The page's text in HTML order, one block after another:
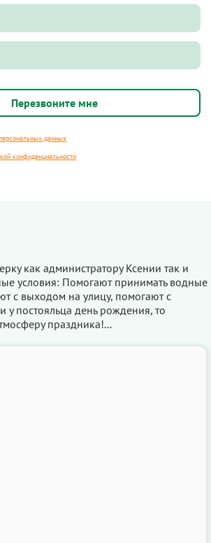
данных
конфиденциальности
как администратору Ксении так и
условия: Помогают принимать водные
с выходом на улицу, помогают с
у постояльца день рождения, то
праздника!...